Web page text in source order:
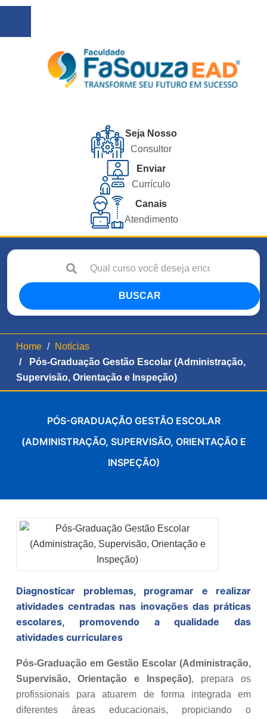
Seja Nosso
Consultor
Enviar
Currículo
Canais
Atendimento
BUSCAR
Home
Notícias
Pós-Graduação Gestão Escolar (Administração,
Supervisão, Orientação e Inspeção)
PÓS-GRADUAÇÃO GESTÃO ESCOLAR
(ADMINISTRAÇÃO, SUPERVISÃO, ORIENTAÇÃO E
INSPEÇÃO)
Diagnosticar problemas, programar e realizar
atividades centradas nas inovações das práticas
escolares, promovendo a qualidade das
atividades curriculares
Pós-Graduação em Gestão Escolar (Administração,
Supervisão, Orientação e Inspeção), prepara os
profissionais para atuarem de forma integrada em
diferentes áreas educacionais, propiciando o